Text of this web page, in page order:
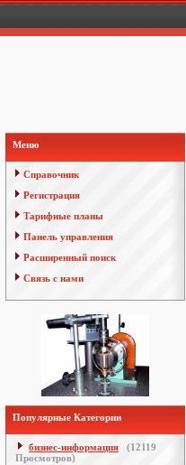
Меню
Справочник
Регистрация
Тарифные планы
Панель управления
Расширенный поиск
Связь с нами
Популярные Категории
бизнес-информация (12119
Просмотров)